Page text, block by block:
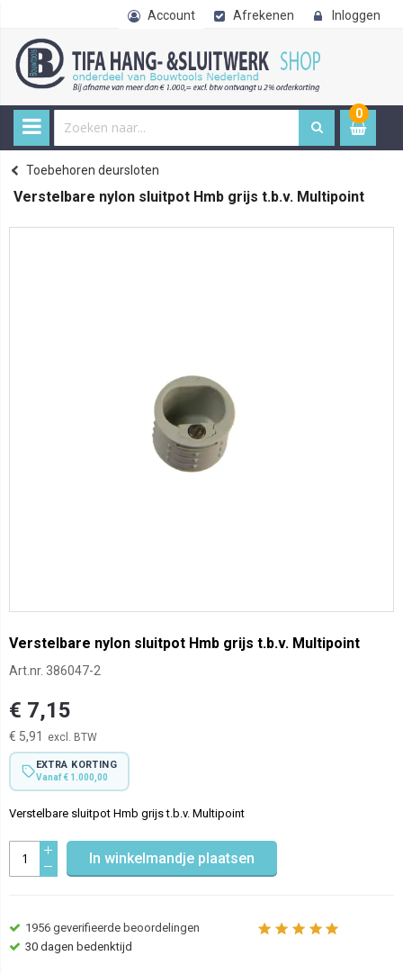
Account Afrekenen Inloggen
0
item
Home
Deursloten
Toebehoren deursloten
Verstelbare nylon sluitpot Hmb grijs t.b.v. Multipoint
Verstelbare nylon sluitpot Hmb grijs t.b.v. Multipoint
Art.nr. 386047-2
€ 7,15
€ 5,91
EXTRA KORTING
Vanaf € 1.000,00
Verstelbare sluitpot Hmb grijs t.b.v. Multipoint
In winkelmandje plaatsen
1956 geverifieerde beoordelingen
30 dagen bedenktijd